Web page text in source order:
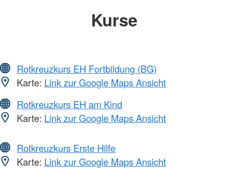
Kurse
Rotkreuzkurs EH Fortbildung (BG)
Karte: Link zur Google Maps Ansicht
Rotkreuzkurs EH am Kind
Karte: Link zur Google Maps Ansicht
Rotkreuzkurs Erste Hilfe
Karte: Link zur Google Maps Ansicht